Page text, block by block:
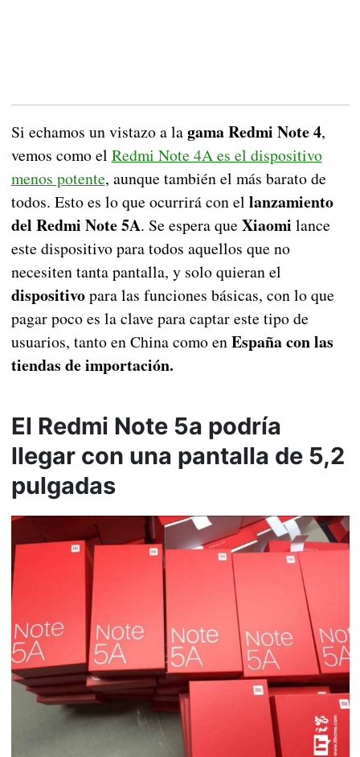
Si echamos un vistazo a lagama Redmi Note 4,
vemos como el Redmi Note 4A es el dispositivo
menos potente, aunque también el más barato de
todos. Esto es lo que ocurrirá con el lanzamiento
del Redmi Note 5A. Se espera que Xiaomi lance
este dispositivo para todos aquellos que no
necesiten tanta pantalla, y solo quieran el
dispositivopara las funciones básicas, con lo que
pagar poco es la clave para captar este tipo de
usuarios, tanto en China como enEspaña con las
tiendas de importación.
El Redmi Note 5a podría
llegar con una pantalla de 5,2
pulgadas